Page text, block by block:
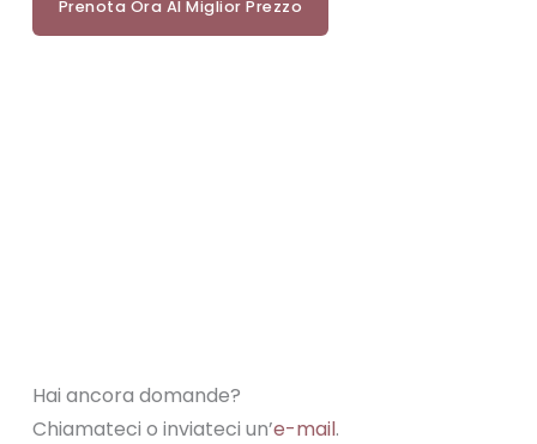
Prenota Ora Al Miglior Prezzo
Hai ancora domande?
Chiamateci o inviateci un’e-mail.